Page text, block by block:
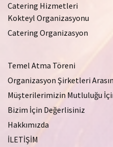
Catering Hizmetleri
Kokteyl Organizasyonu
Catering Organizasyon
Temel Atma Töreni
Organizasyon Şirketleri
Müşterilerimizin Mutluluğu
Bizim İçin Değerlisiniz
Hakkımızda
İLETİŞİM